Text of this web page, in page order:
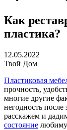
Как
пластика?
12.05.2022
Твой Дом
Пластиковая
прочность,
многие другие
негодность
расскажем и
состояние